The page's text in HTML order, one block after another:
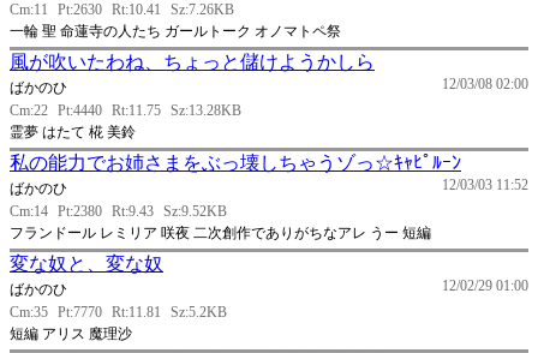
Cm:11
Pt:2630 Rt:10.41
Sz:7.26KB
一輪 聖 命蓮寺の人たち ガールトーク オノマトペ祭
風が吹いたわね、ちょっと儲けようかしら
12/03/08 02:00
ばかのひ
Cm:22 Pt:4440 Rt:11.75 Sz:13.28KB
霊夢 はたて 椛 美鈴
私の能力でお姉さまをぶっ壊しちゃうゾっ☆ｷｬﾋﾟﾙｰﾝ
12/03/03 11:52
ばかのひ
Cm:14 Pt:2380 Rt:9.43 Sz:9.52KB
フランドール レミリア 咲夜 二次創作でありがちなアレ うー 短編
変な奴と、変な奴
12/02/29 01:00
ばかのひ
Cm:35 Pt:7770 Rt:11.81
Sz:5.2KB
短編 アリス 魔理沙